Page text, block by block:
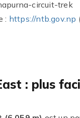
circuit-trek
: https://ntb.gov.np
: plus